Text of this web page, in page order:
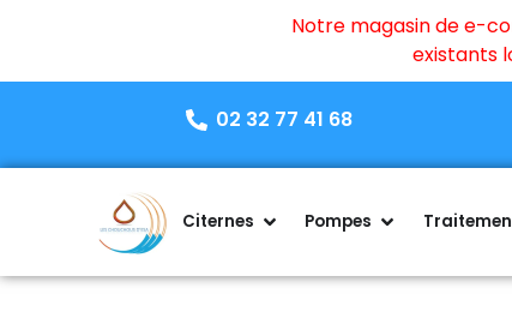
Notre magasin de e-
existants
02 32 77 41 68
Citernes Pompes